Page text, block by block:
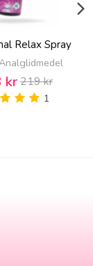
Relax Spray
kr219 kr
1